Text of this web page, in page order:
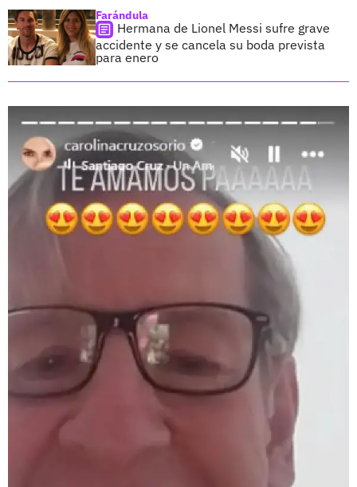
Farándula
Hermana de Lionel Messi sufre grave
accidente y se cancela su boda prevista
para enero